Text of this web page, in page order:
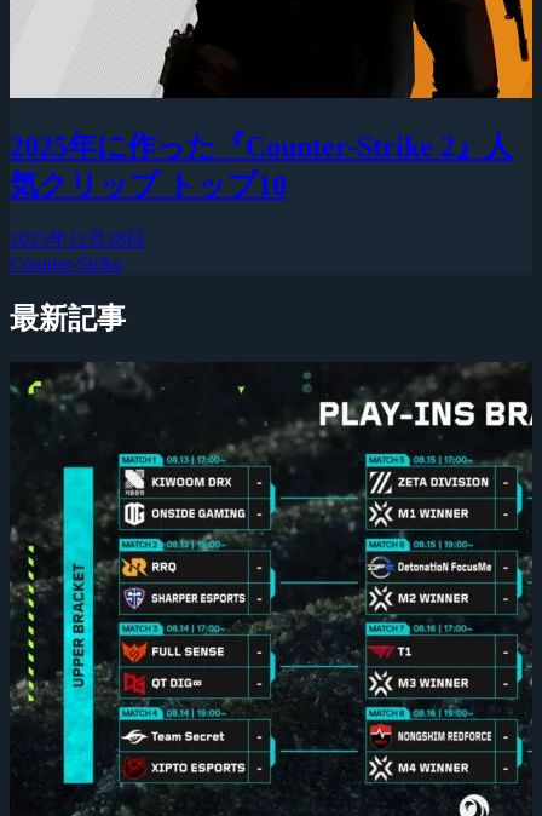
2025年に作った『Counter-Strike 2』人
気クリップ トップ10
2025年12月28日
Counter-Strike
最新記事